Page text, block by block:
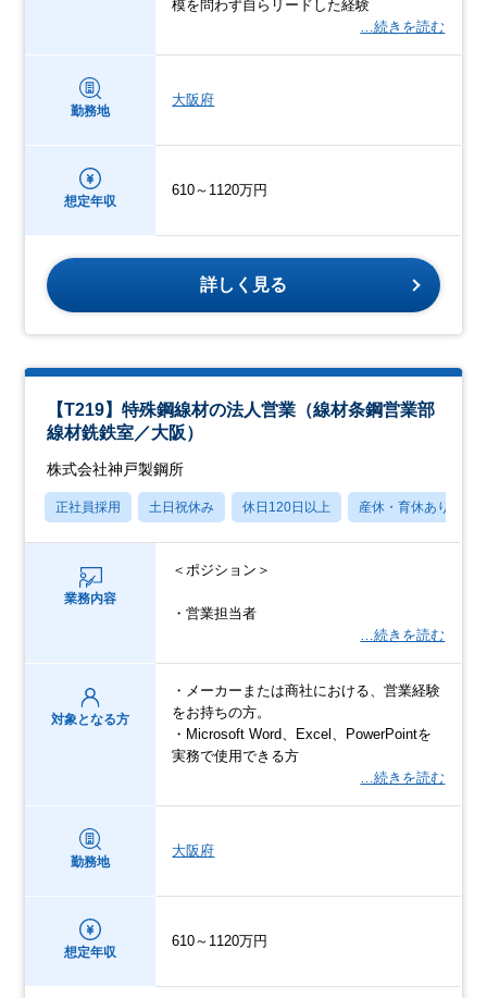
模を問わず自らリードした経験
…続きを読む
勤務地
大阪府
想定年収
610～1120万円
詳しく見る
【T219】特殊鋼線材の法人営業（線材条鋼営業部
線材銑鉄室／大阪）
株式会社神戸製鋼所
正社員採用 土日祝休み 休日120日以上 産休・育休あり
業務内容
＜ポジション＞
・営業担当者
…続きを読む
対象となる方
・メーカーまたは商社における、営業経験
をお持ちの方。
・Microsoft Word、Excel、PowerPointを
実務で使用できる方
…続きを読む
勤務地
大阪府
想定年収
610～1120万円